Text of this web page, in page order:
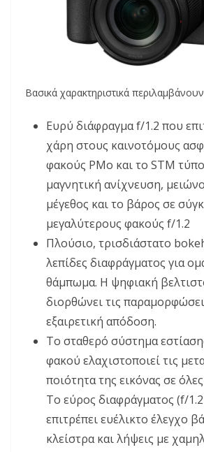
Βασικά χαρακτηριστικά
Ευρύ διάφραγμα f/1.2 που
χάρη στους καινοτόμους
φακούς PMo και το STM
μαγνητική ανίχνευση,
μέγεθος και το βάρος σε
μεγαλύτερους φακούς f/1.2
Πλούσιο, τρισδιάστατο
λεπίδες διαφράγματος για
θάμπωμα. Η ψηφιακή
διορθώνει τις
εξαιρετική απόδοση.
Το σταθερό σύστημα
φακού ελαχιστοποιεί τις
ποιότητα της εικόνας σε
Το εύρος διαφράγματος (f/
επιτρέπει ευέλικτο έλεγχο
κλείστρα και λήψεις με